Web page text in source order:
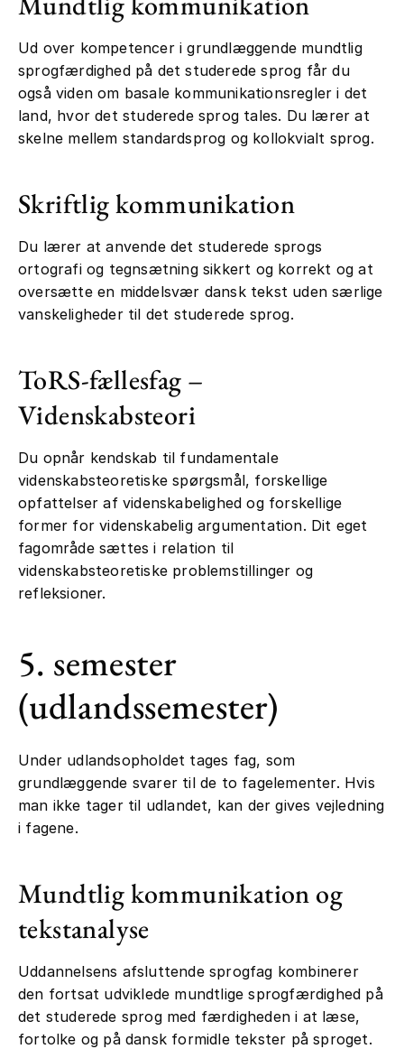
Ud over kompetencer i grundlæggende mundtlig
sprogfærdighed på det studerede sprog får du
også viden om basale kommunikationsregler i det
land, hvor det studerede sprog tales. Du lærer at
skelne mellem standardsprog og kollokvialt sprog.
Skriftlig kommunikation
Du lærer at anvende det studerede sprogs
ortografi og tegnsætning sikkert og korrekt og at
oversætte en middelsvær dansk tekst uden særlige
vanskeligheder til det studerede sprog.
ToRS-fællesfag –
Videnskabsteori
Du opnår kendskab til fundamentale
videnskabsteoretiske spørgsmål, forskellige
opfattelser af videnskabelighed og forskellige
former for videnskabelig argumentation. Dit eget
fagområde sættes i relation til
videnskabsteoretiske problemstillinger og
refleksioner.
5. semester
(udlandssemester)
Under udlandsopholdet tages fag, som
grundlæggende svarer til de to fagelementer. Hvis
man ikke tager til udlandet, kan der gives vejledning
i fagene.
Mundtlig kommunikation og
tekstanalyse
Uddannelsens afsluttende sprogfag kombinerer
den fortsat udviklede mundtlige sprogfærdighed på
det studerede sprog med færdigheden i at læse,
fortolke og på dansk formidle tekster på sproget.